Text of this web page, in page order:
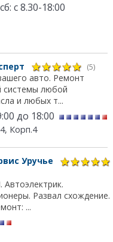
с 8.30-18:00
(5)
авто. Ремонт
системы любой
и любых т...
до 18:00
Корп.4
Уручье
Автоэлектрик.
Развал схождение.
...